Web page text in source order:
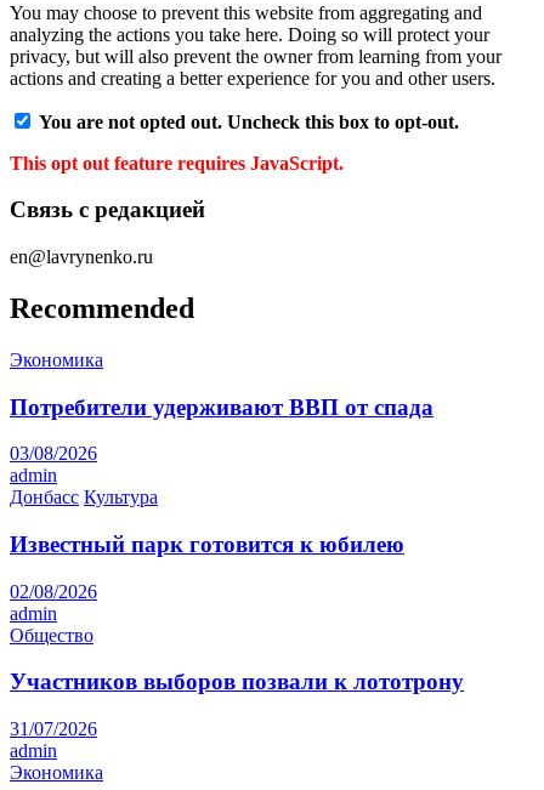
You may choose to prevent this website from aggregating and
analyzing the actions you take here. Doing so will protect your
privacy, but will also prevent the owner from learning from your
actions and creating a better experience for you and other users.
You are not opted out. Uncheck this box to opt-out.
This opt out feature requires JavaScript.
Связь с редакцией
en@lavrynenko.ru
Recommended
Экономика
Потребители удерживают ВВП от спада
03/08/2026
admin
Донбасс Культура
Известный парк готовится к юбилею
02/08/2026
admin
Общество
Участников выборов позвали к лототрону
31/07/2026
admin
Экономика